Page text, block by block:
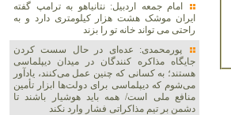
امام جمعه اردبیل: نتانیاهو به ترامپ گفته
ایران موشک هشت هزار کیلومتری دارد و به
راحتی می تواند خانه تو را بزند
پورمحمدی: عده‌ای در حال سست کردن
جایگاه مذاکره کنندگان در میدان دیپلماسی
هستند؛ به کسانی که چنین عمل می‌کنند، یادآور
می‌شوم که دیپلماسی برای دولت‌ها ابزار تأمین
منافع ملی است/ همه باید هوشیار باشند تا
دشمن بر تیم مذاکراتی فشار وارد نکند